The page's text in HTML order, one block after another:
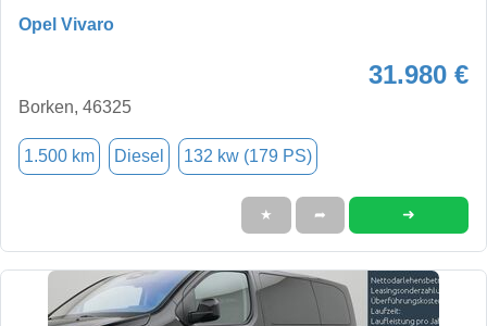
Opel Vivaro
31.980 €
Borken, 46325
1.500 km Diesel 132 kw (179 PS)
★ ➦ ➜